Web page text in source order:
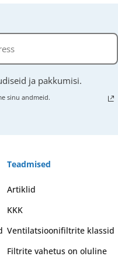
ja pakkumisi.
sinu andmeid.
Teadmised
Artiklid
KKK
Ventilatsioonifiltrite klassid
Filtrite vahetus on oluline